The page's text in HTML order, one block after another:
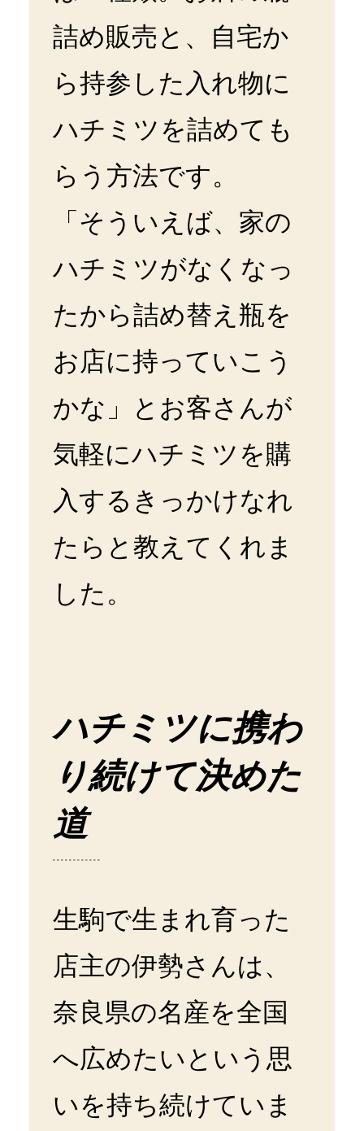
詰め販売と、自宅か
ら持参した入れ物に
ハチミツを詰めても
らう方法です。
「そういえば、家の
ハチミツがなくなっ
たから詰め替え瓶を
お店に持っていこう
かな」とお客さんが
気軽にハチミツを購
入するきっかけなれ
たらと教えてくれま
した。
ハチミツに携わ
り続けて決めた
道
生駒で生まれ育った
店主の伊勢さんは、
奈良県の名産を全国
へ広めたいという思
いを持ち続けていま